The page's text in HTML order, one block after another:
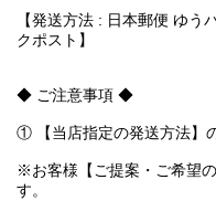
【発送方法 : 日本郵便 ゆう
クポスト】
◆ ご注意事項 ◆
① 【当店指定の発送方法】
※お客様【ご提案・ご希望
す。